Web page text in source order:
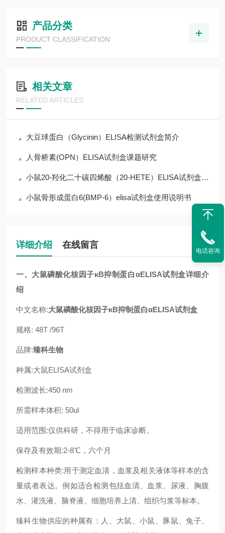
产品分类
PRODUCT CLASSIFICATION
相关文章
RELATED ARTICLES
大豆球蛋白（Glycinin）ELISA检测试剂盒简介
人骨桥素(OPN）ELISA试剂盒课题研究
小鼠20-羟化二十碳四烯酸（20-HETE）ELISA试剂盒操作说明
小鼠骨形成蛋白6(BMP-6）elisa试剂盒使用说明书
详细介绍 在线留言
一、 大鼠磷酸化核因子κB抑制蛋白αELISA试剂盒详细介
绍
中文名称:大鼠磷酸化核因子κB抑制蛋白αELISA试剂盒
规格: 48T /96T
品牌:臻科生物
种属:大鼠ELISA试剂盒
检测波长:450 nm
所需样本体积: 50ul
适用范围:仅供科研，不得用于临床诊断。
保存及有效期:2-8℃，六个月
检测样本种类:用于测定血清，血浆及相关液体等样本的含
量或者表达。例如适合检测包括血清、血浆、尿液、胸腹
水、灌洗液、脑脊液、细胞培养上清、组织匀浆等标本。
臻科生物供应的种属有：人、大鼠、小鼠、豚鼠、兔子、
电话咨询